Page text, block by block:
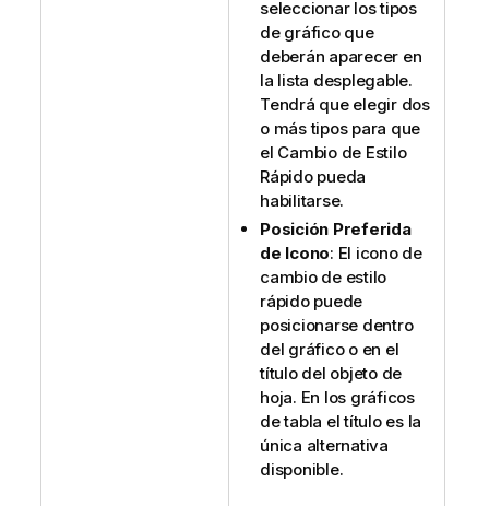
seleccionar los tipos
de gráfico que
deberán aparecer en
la lista desplegable.
Tendrá que elegir dos
o más tipos para que
el Cambio de Estilo
Rápido pueda
habilitarse.
Posición Preferida
de Icono: El icono de
cambio de estilo
rápido puede
posicionarse dentro
del gráfico o en el
título del objeto de
hoja. En los gráficos
de tabla el título es la
única alternativa
disponible.